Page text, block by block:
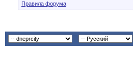
Правила форума